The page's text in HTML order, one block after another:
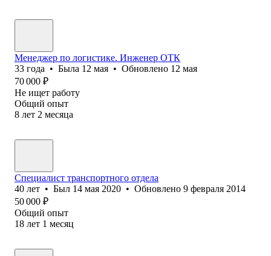
Менеджер по логистике. Инженер ОТК
33 года • Была 12 мая • Обновлено 12 мая
70 000 ₽
Не ищет работу
Общий опыт
8 лет 2 месяца
Специалист транспортного отдела
40 лет • Был 14 мая 2020 • Обновлено 9 февраля 2014
50 000 ₽
Общий опыт
18 лет 1 месяц